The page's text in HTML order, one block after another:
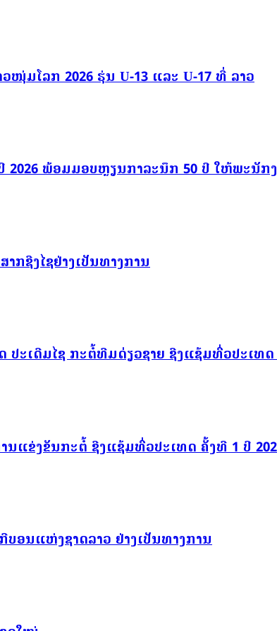
ໜຸ່ມໂລກ 2026 ຮຸ່ນ U-13 ແລະ U-17 ທີ່ ລາວ
2026 ພ້ອມມອບຫຼຽນກາລະນຶກ 50 ປີ ໃຫ້ພະນັກ
ກຊີງໄຊຢ່າງເປັນທາງການ
ປະເດີມໄຊ ກະຕໍ້ທີມດ່ຽວຊາຍ ຊີງແຊ້ມທົ່ວປະເທດ
ແຂ່ງຂັນກະຕໍ້ ຊີງແຊ້ມທົ່ວປະເທດ ຄັ້ງທີ 1 ປີ
ອນແຫ່ງຊາດລາວ ຢ່າງເປັນທາງການ